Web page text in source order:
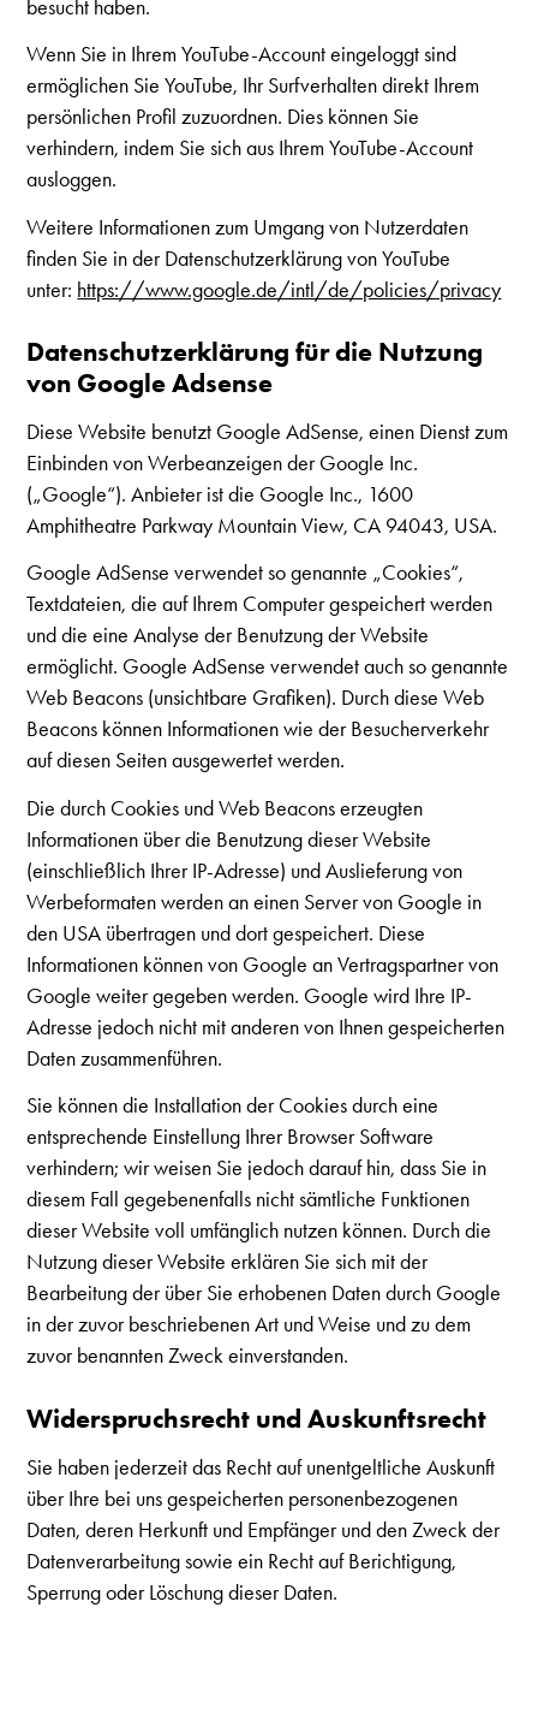
besucht haben.
Wenn Sie in Ihrem YouTube-Account eingeloggt sind
ermöglichen Sie YouTube, Ihr Surfverhalten direkt Ihrem
persönlichen Profil zuzuordnen. Dies können Sie
verhindern, indem Sie sich aus Ihrem YouTube-Account
ausloggen.
Weitere Informationen zum Umgang von Nutzerdaten
finden Sie in der Datenschutzerklärung von YouTube
unter: https://www.google.de/intl/de/policies/privacy
Datenschutzerklärung für die Nutzung
von Google Adsense
Diese Website benutzt Google AdSense, einen Dienst zum
Einbinden von Werbeanzeigen der Google Inc.
(„Google“). Anbieter ist die Google Inc., 1600
Amphitheatre Parkway Mountain View, CA 94043, USA.
Google AdSense verwendet so genannte „Cookies“,
Textdateien, die auf Ihrem Computer gespeichert werden
und die eine Analyse der Benutzung der Website
ermöglicht. Google AdSense verwendet auch so genannte
Web Beacons (unsichtbare Grafiken). Durch diese Web
Beacons können Informationen wie der Besucherverkehr
auf diesen Seiten ausgewertet werden.
Die durch Cookies und Web Beacons erzeugten
Informationen über die Benutzung dieser Website
(einschließlich Ihrer IP-Adresse) und Auslieferung von
Werbeformaten werden an einen Server von Google in
den USA übertragen und dort gespeichert. Diese
Informationen können von Google an Vertragspartner von
Google weiter gegeben werden. Google wird Ihre IP-
Adresse jedoch nicht mit anderen von Ihnen gespeicherten
Daten zusammenführen.
Sie können die Installation der Cookies durch eine
entsprechende Einstellung Ihrer Browser Software
verhindern; wir weisen Sie jedoch darauf hin, dass Sie in
diesem Fall gegebenenfalls nicht sämtliche Funktionen
dieser Website voll umfänglich nutzen können. Durch die
Nutzung dieser Website erklären Sie sich mit der
Bearbeitung der über Sie erhobenen Daten durch Google
in der zuvor beschriebenen Art und Weise und zu dem
zuvor benannten Zweck einverstanden.
Widerspruchsrecht und Auskunftsrecht
Sie haben jederzeit das Recht auf unentgeltliche Auskunft
über Ihre bei uns gespeicherten personenbezogenen
Daten, deren Herkunft und Empfänger und den Zweck der
Datenverarbeitung sowie ein Recht auf Berichtigung,
Sperrung oder Löschung dieser Daten.